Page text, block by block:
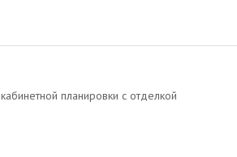
планировки с отделкой